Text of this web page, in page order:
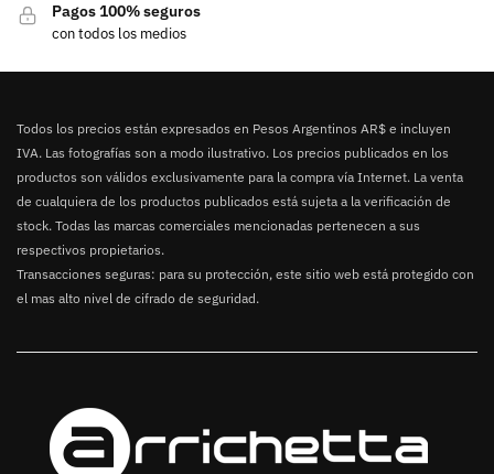
Pagos 100% seguros
con todos los medios
Todos los precios están expresados en Pesos Argentinos AR$ e incluyen
IVA. Las fotografías son a modo ilustrativo. Los precios publicados en los
productos son válidos exclusivamente para la compra vía Internet. La venta
de cualquiera de los productos publicados está sujeta a la verificación de
stock. Todas las marcas comerciales mencionadas pertenecen a sus
respectivos propietarios.
Transacciones seguras: para su protección, este sitio web está protegido con
el mas alto nivel de cifrado de seguridad.